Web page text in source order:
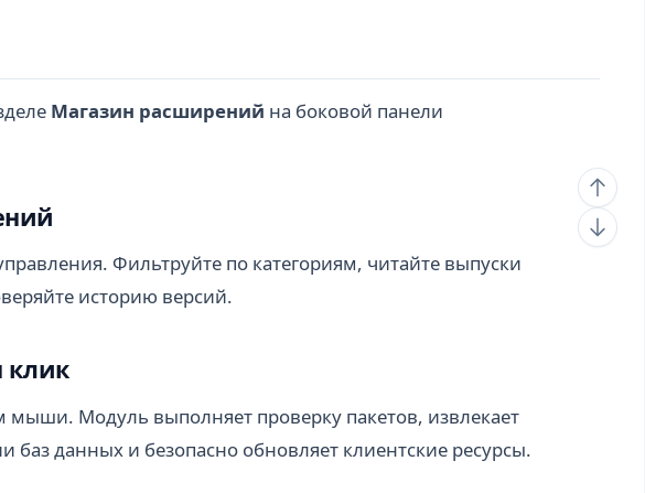
Магазин расширений на боковой панели
Фильтруйте по категориям, читайте выпуски
историю версий.
клик
Модуль выполняет проверку пакетов, извлекает
данных и безопасно обновляет клиентские ресурсы.